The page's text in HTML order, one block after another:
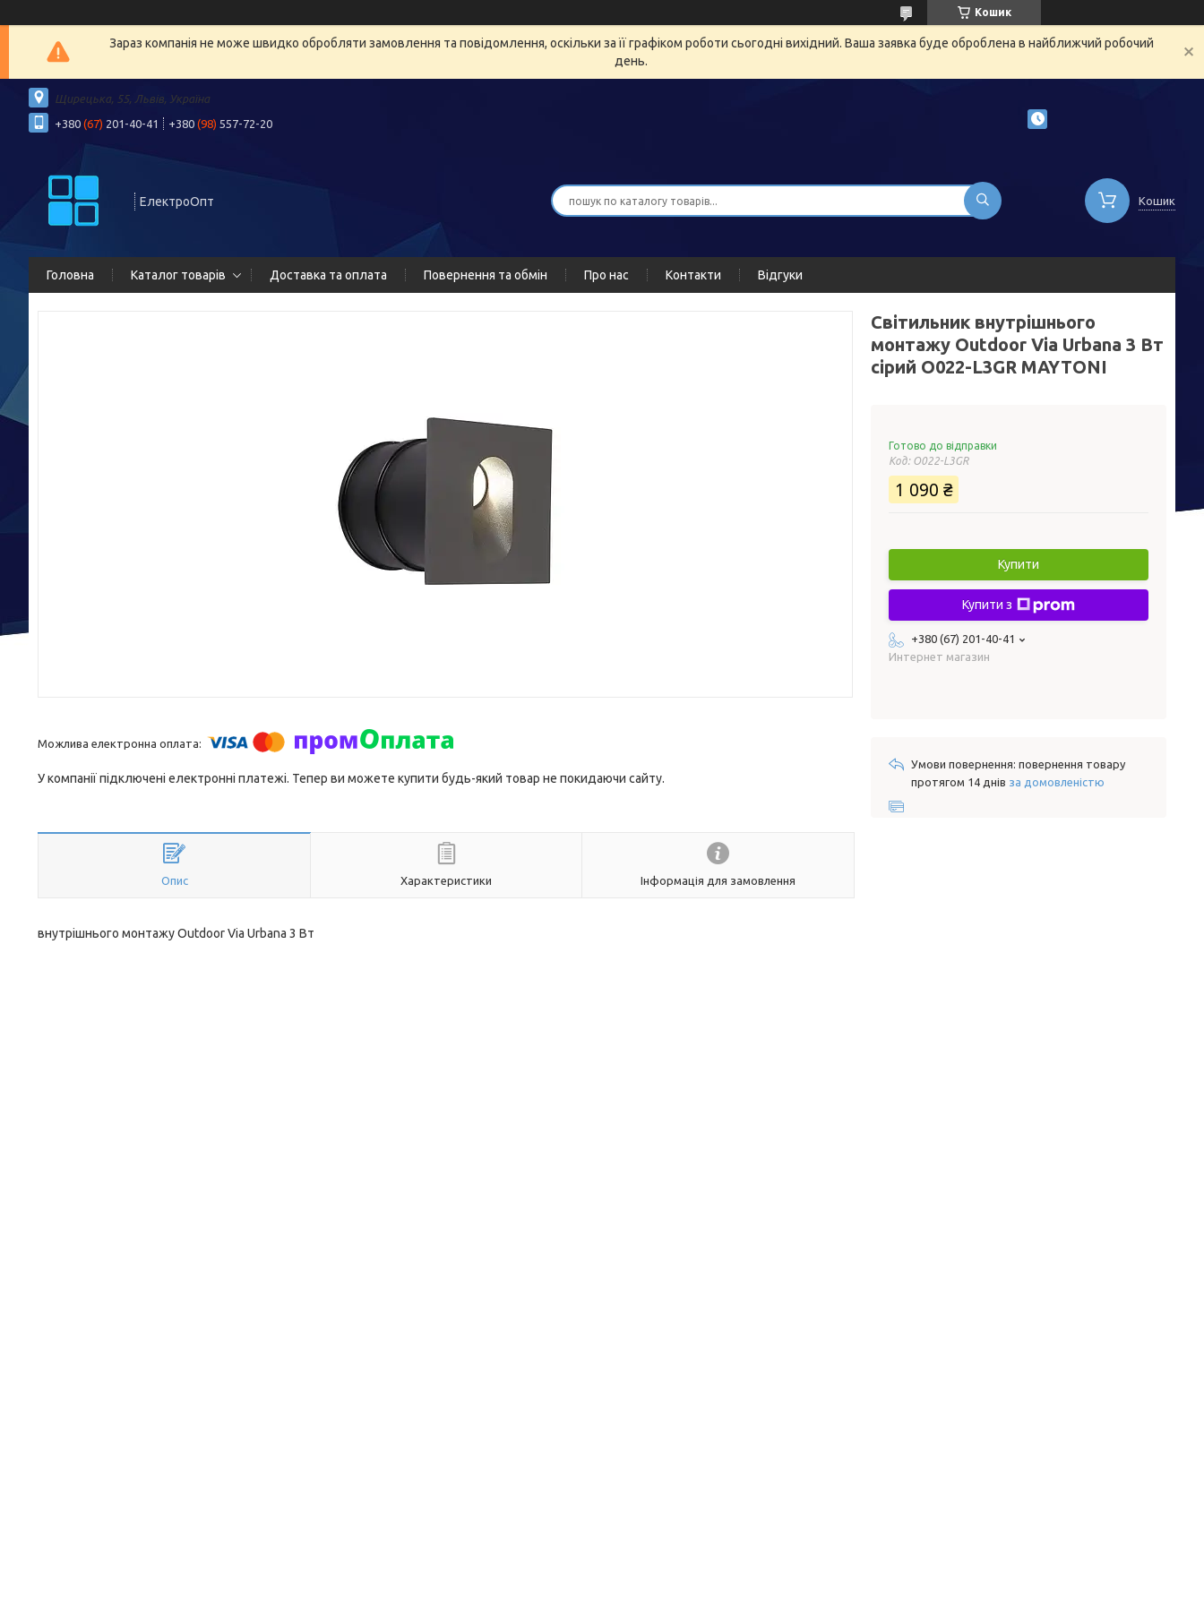
Кошик
Зараз компанія не може швидко обробляти замовлення та повідомлення, оскільки за її графіком роботи сьогодні вихідний. Ваша заявка буде оброблена в найближчий робочий
день.
Щирецька, 55, Львів, Україна
+380 (67) 201-40-41 +380 (98) 557-72-20
ЕлектроОпт Кошик
Головна Каталог товарів Доставка та оплата Повернення та обмін Про нас Контакти Відгуки
У компанії підключені електронні платежі. Тепер ви можете купити будь-який товар не покидаючи сайту.
Опис Характеристики Інформація для замовлення
внутрішнього монтажу Outdoor Via Urbana 3 Вт
Світильник внутрішнього
монтажу Outdoor Via Urbana 3 Вт
сірий O022-L3GR MAYTONI
Готово до відправки
Код: O022-L3GR
1 090 ₴
Купити
Купити з
+380 (67) 201-40-41
Интернет магазин
повернення товару
протягом 14 днів за домовленістю